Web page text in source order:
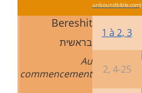
unboundbible.com)
Bereshit
בראשית
Au
commencement
1 à 2, 3
2, 4-25